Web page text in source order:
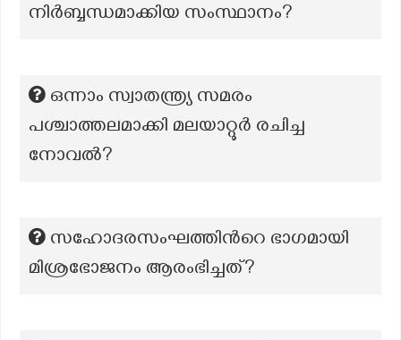
നിർബ്ബന്ധമാക്കിയ സംസ്ഥാനം?
ഒന്നാം സ്വാതന്ത്ര്യ സമരം
പശ്ചാത്തലമാക്കി മലയാറ്റൂർ രചിച്ച
നോവൽ?
സഹോദരസംഘത്തിന്‍റെ ഭാഗമായി
മിശ്രഭോജനം ആരംഭിച്ചത്?